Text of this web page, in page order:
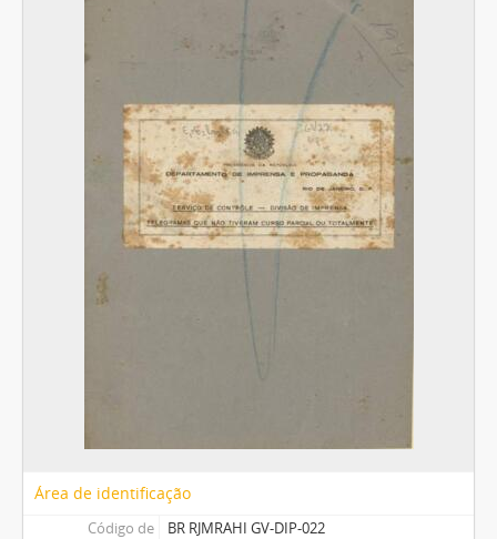
Área de identificação
Código de
BR RJMRAHI GV-DIP-022